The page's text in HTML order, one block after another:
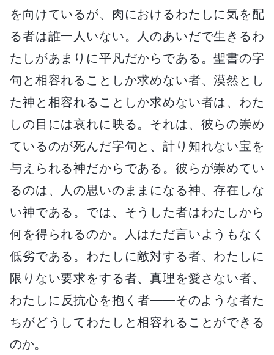
を向けているが、肉におけるわたしに気を配
る者は誰一人いない。人のあいだで生きるわ
たしがあまりに平凡だからである。聖書の字
句と相容れることしか求めない者、漠然とし
た神と相容れることしか求めない者は、わた
しの目には哀れに映る。それは、彼らの崇め
ているのが死んだ字句と、計り知れない宝を
与えられる神だからである。彼らが崇めてい
るのは、人の思いのままになる神、存在しな
い神である。では、そうした者はわたしから
何を得られるのか。人はただ言いようもなく
低劣である。わたしに敵対する者、わたしに
限りない要求をする者、真理を愛さない者、
わたしに反抗心を抱く者――そのような者た
ちがどうしてわたしと相容れることができる
のか。